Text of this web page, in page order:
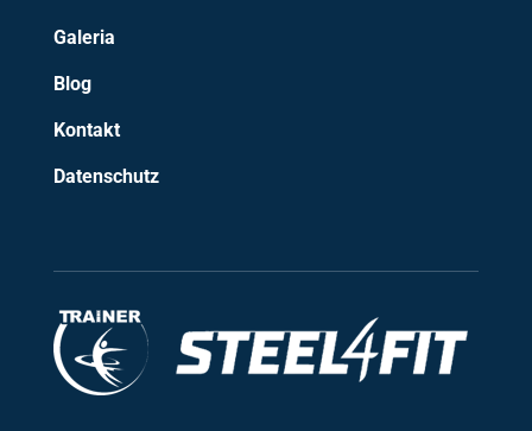
Galeria
Blog
Kontakt
Datenschutz